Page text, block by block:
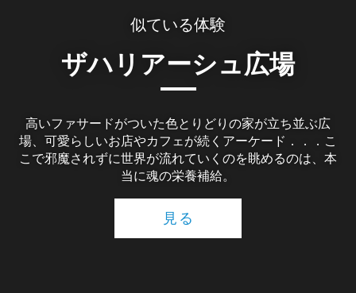
似ている体験
ザハリアーシュ広場
高いファサードがついた色とりどりの家が立ち並ぶ広
場、可愛らしいお店やカフェが続くアーケード．．．こ
こで邪魔されずに世界が流れていくのを眺めるのは、本
当に魂の栄養補給。
見る